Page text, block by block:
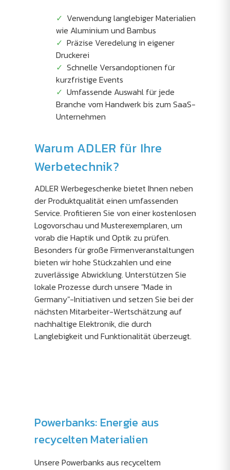
Verwendung langlebiger Materialien
wie Aluminium und Bambus
Präzise Veredelung in eigener
Druckerei
Schnelle Versandoptionen für
kurzfristige Events
Umfassende Auswahl für jede
Branche vom Handwerk bis zum SaaS-
Unternehmen
Warum ADLER für Ihre
Werbetechnik?
ADLER Werbegeschenke bietet Ihnen neben
der Produktqualität einen umfassenden
Service. Profitieren Sie von einer kostenlosen
Logovorschau und Musterexemplaren, um
vorab die Haptik und Optik zu prüfen.
Besonders für große Firmenveranstaltungen
bieten wir hohe Stückzahlen und eine
zuverlässige Abwicklung. Unterstützen Sie
lokale Prozesse durch unsere "Made in
Germany"-Initiativen und setzen Sie bei der
nächsten Mitarbeiter-Wertschätzung auf
nachhaltige Elektronik, die durch
Langlebigkeit und Funktionalität überzeugt.
Powerbanks: Energie aus
recycelten Materialien
Unsere Powerbanks aus recyceltem